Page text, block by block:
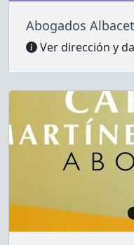
Abogados
Ver dirección y